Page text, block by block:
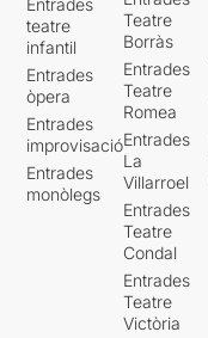
teatre
infantil
Entrades
òpera
Entrades
improvisació
Entrades
monòlegs
Teatre
Borràs
Entrades
Teatre
Romea
Entrades
La
Villarroel
Entrades
Teatre
Condal
Entrades
Teatre
Victòria